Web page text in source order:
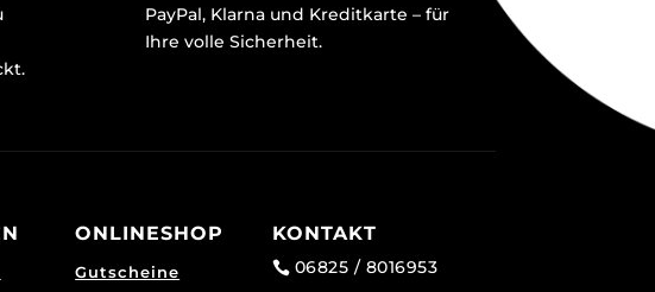
PayPal, Klarna und Kreditkarte – für
Ihre volle Sicherheit.
ONLINESHOP
Gutscheine
KONTAKT
 06825 / 8016953